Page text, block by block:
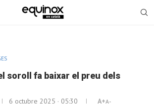
soroll fa baixar el preu dels
6 octubre 2025 · 05:30 A+A-